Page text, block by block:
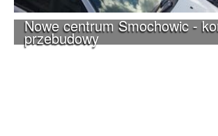
Nowe centrum Smochowic -
przebudowy